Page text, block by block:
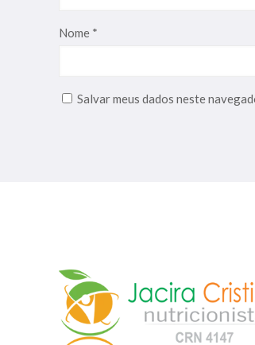
Nome *
Salvar meus dados neste